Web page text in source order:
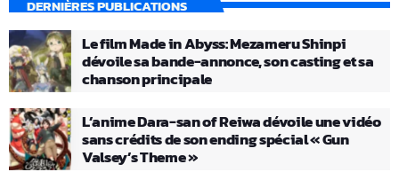
DERNIÈRES PUBLICATIONS
Le film Made in Abyss: Mezameru Shinpi
dévoile sa bande-annonce, son casting et sa
chanson principale
L’anime Dara-san of Reiwa dévoile une vidéo
sans crédits de son ending spécial « Gun
Valsey’s Theme »